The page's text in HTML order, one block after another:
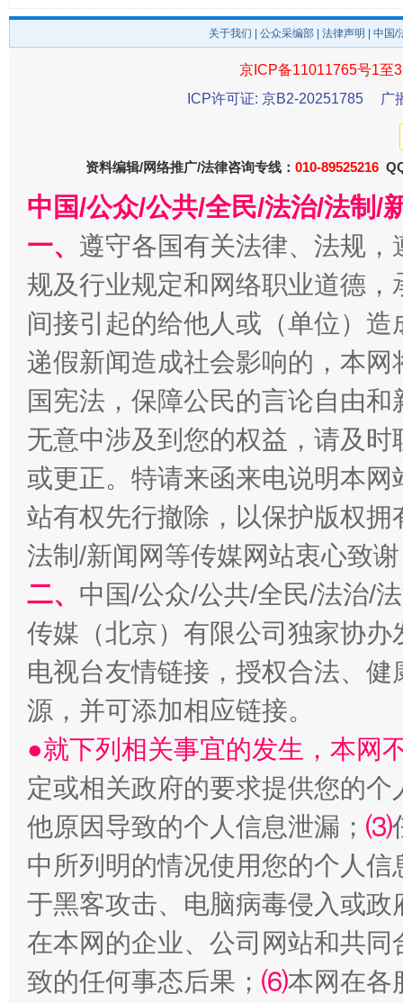
揭开“小金库”的免责幌子
受贿1.44亿！段成刚被判无期 从幼
全民健身五年计划来了！等你上场
关于我们 公众采编部 法律声明 | 中国
京ICP备11011765号1至
ICP许可证: 京B2-20251785
广
资料编辑/网络推广/法律咨询专线： 010-89525216
中国/公众/公共/全民/法治/法制/
一、 遵守各国有关法律、法规
规及行业规定和网络职业道德
间接引起的给他人或（单位）
递假新闻造成社会影响的，本
国宪法，保障公民的言论自由
无意中涉及到您的权益，请及
或更正。特请来函来电说明本
站有权先行撤除，以保护版权
法制/新闻网等传媒网站衷心致
二、 中国/公众/公共/全民/法治/
传媒（北京）有限公司独家协
电视台友情链接，授权合法、
源，并可添加相应链接。
●就下列相关事宜的发生，本网
定或相关政府的要求提供您的个
他原因导致的个人信息泄漏； ⑶
中所列明的情况使用您的个人
于黑客攻击、电脑病毒侵入或
在本网的企业、公司网站和共
致的任何事态后果； ⑹本网在各